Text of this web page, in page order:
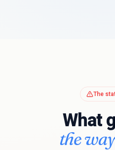
The
What
the